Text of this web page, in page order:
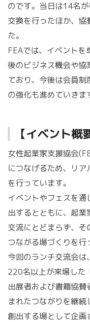
のです。当日は14名
交換を行ったほか、
た。
FEAでは、イベントを
後のビジネス機会や
ており、今後は会員
の強化も進めていきま
【イベント概
女性起業家支援協会
につなげるため、リ
を行っています。
イベントやフェスを
出するとともに、起業
交流にとどまらず、
つながる場づくりを行
今回のランチ交流会は
220名以上が来場した
出展者および書籍協
まれたつながりを継
創出する場として企画